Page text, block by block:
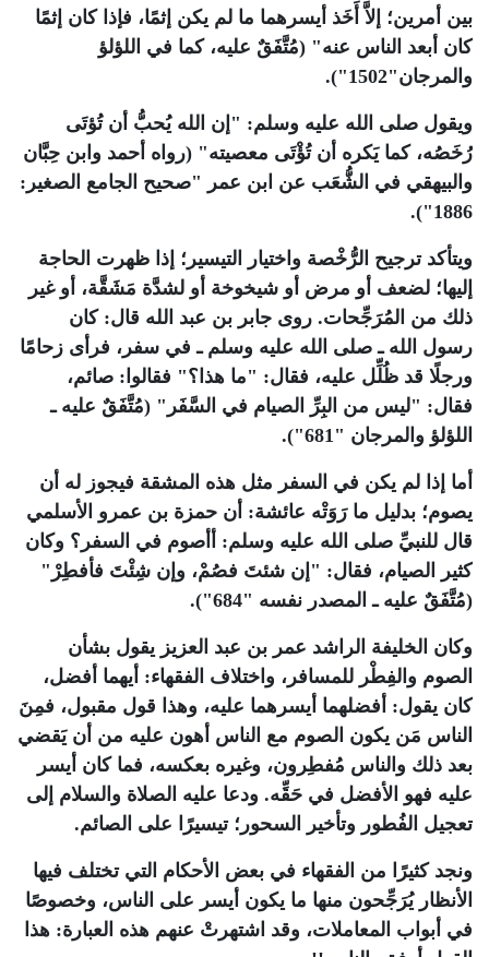
بين أمرين؛ إلاَّ أَخَذ أيسرهما ما لم يكن إثمًا، فإذا كان إثمًا
كان أبعد الناس عنه" (مُتَّ‍فَقٌ عليه، كما في اللؤلؤ
والمرجان"1502").
ويقول صلى الله عليه وسلم: "إن الله يُحبُّ أن تُؤتَى
رُخَصُه، كما يَكره أن تُؤْتَى معصيته" (رواه أحمد وابن حِبَّان
والبيهقي في الشُّعَب عن ابن عمر "صحيح الجامع الصغير:
1886").
ويتأكد ترجيح الرُّخْصة واختيار التيسير؛ إذا ظهرت الحاجة
إليها؛ لضعف أو مرض أو شيخوخة أو لشدَّة مَشَقَّة، أو غير
ذلك من المُرَجِّحات. روى جابر بن عبد الله قال: كان
رسول الله ـ صلى الله عليه وسلم ـ في سفر، فرأى زحامًا
ورجلًا قد ظُلِّل عليه، فقال: "ما هذا؟" فقالوا: صائم،
فقال: "ليس من البِرِّ الصيام في السَّفَر" (مُتَّفَقٌ عليه ـ
اللؤلؤ والمرجان "681").
أما إذا لم يكن في السفر مثل هذه المشقة فيجوز له أن
يصوم؛ بدليل ما رَوَتْه عائشة: أن حمزة بن عمرو الأسلمي
قال للنبيِّ صلى الله عليه وسلم: أأصوم في السفر؟ وكان
كثير الصيام، فقال: "إن شئتَ فصُمْ، وإن شِئْتَ فأفطِرْ"
(مُتَّفَقٌ عليه ـ المصدر نفسه "684").
وكان الخليفة الراشد عمر بن عبد العزيز يقول بشأن
الصوم والفِطْر للمسافر، واختلاف الفقهاء: أيهما أفضل،
كان يقول: أفضلهما أيسرهما عليه، وهذا قول مقبول، فمِنَ
الناس مَن يكون الصوم مع الناس أهون عليه من أن يَقضي
بعد ذلك والناس مُفطِرون، وغيره بعكسه، فما كان أيسر
عليه فهو الأفضل في حَقِّه. ودعا عليه الصلاة والسلام إلى
تعجيل الفُطور وتأخير السحور؛ تيسيرًا على الصائم.
ونجد كثيرًا من الفقهاء في بعض الأحكام التي تختلف فيها
الأنظار يُرَجِّحون منها ما يكون أيسر على الناس، وخصوصًا
في أبواب المعاملات، وقد اشتهرتْ عنهم هذه العبارة: هذا